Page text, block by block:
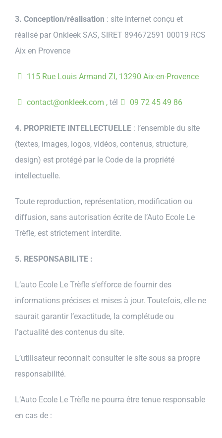
3. Conception/réalisation : site internet conçu et
réalisé par Onkleek SAS, SIRET 894672591 00019 RCS
Aix en Provence
115 Rue Louis Armand ZI, 13290 Aix-en-Provence
contact@onkleek.com , tél 09 72 45 49 86
4. PROPRIETE INTELLECTUELLE : l’ensemble du site
(textes, images, logos, vidéos, contenus, structure,
design) est protégé par le Code de la propriété
intellectuelle.
Toute reproduction, représentation, modification ou
diffusion, sans autorisation écrite de l’Auto Ecole Le
Trèfle, est strictement interdite.
5. RESPONSABILITE :
L’auto Ecole Le Trèfle s’efforce de fournir des
informations précises et mises à jour. Toutefois, elle ne
saurait garantir l’exactitude, la complétude ou
l’actualité des contenus du site.
L’utilisateur reconnait consulter le site sous sa propre
responsabilité.
L’Auto Ecole Le Trèfle ne pourra être tenue responsable
en cas de :